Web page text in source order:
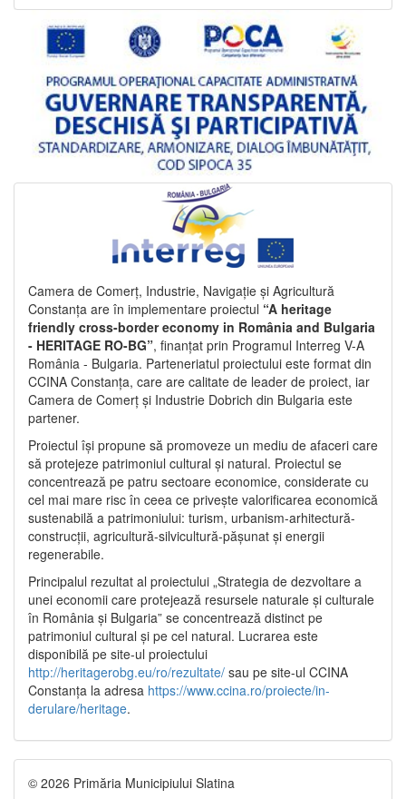
Camera de Comerț, Industrie, Navigație și Agricultură
Constanța are în implementare proiectul “A heritage
friendly cross-border economy in România and Bulgaria
- HERITAGE RO-BG”, finanțat prin Programul Interreg V-A
România - Bulgaria. Parteneriatul proiectului este format din
CCINA Constanța, care are calitate de leader de proiect, iar
Camera de Comerț și Industrie Dobrich din Bulgaria este
partener.
Proiectul își propune să promoveze un mediu de afaceri care
să protejeze patrimoniul cultural și natural. Proiectul se
concentrează pe patru sectoare economice, considerate cu
cel mai mare risc în ceea ce privește valorificarea economică
sustenabilă a patrimoniului: turism, urbanism-arhitectură-
construcții, agricultură-silvicultură-pășunat și energii
regenerabile.
Principalul rezultat al proiectului „Strategia de dezvoltare a
unei economii care protejează resursele naturale și culturale
în România și Bulgaria” se concentrează distinct pe
patrimoniul cultural și pe cel natural. Lucrarea este
disponibilă pe site-ul proiectului
http://heritagerobg.eu/ro/rezultate/ sau pe site-ul CCINA
Constanța la adresa https://www.ccina.ro/proiecte/in-
derulare/heritage.
© 2026 Primăria Municipiului Slatina